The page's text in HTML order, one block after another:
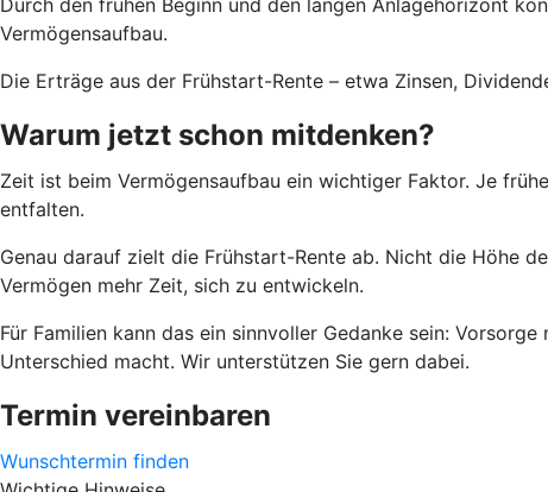
Vermögensaufbau.
Die Erträge aus der Frühstart-Rente – etwa Zinsen,
Warum jetzt schon mitdenken?
Zeit ist beim Vermögensaufbau ein wichtiger Faktor. Je
entfalten.
Genau darauf zielt die Frühstart-Rente ab. Nicht die Höhe
Vermögen mehr Zeit, sich zu entwickeln.
Für Familien kann das ein sinnvoller Gedanke sein:
Unterschied macht. Wir unterstützen Sie gern dabei.
Termin vereinbaren
Wunschtermin finden